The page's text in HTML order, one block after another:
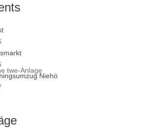
Spaß macht!
Niehö